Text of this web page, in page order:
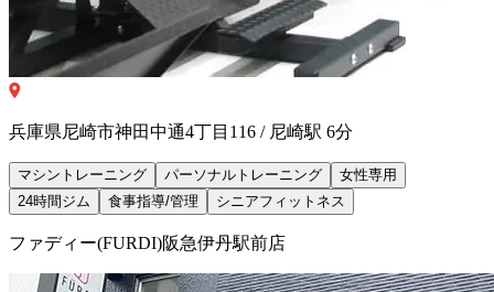
兵庫県尼崎市神田中通4丁目116 / 尼崎駅 6分
マシントレーニング パーソナルトレーニング
女性専用
24時間ジム
食事指導/管理 シニアフィットネス
ファディー(FURDI)阪急伊丹駅前店